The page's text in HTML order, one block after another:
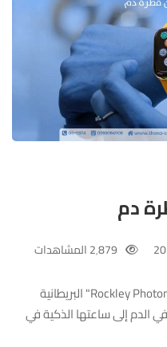
دم
تتعاون شركة "APPLE" مع شركة "Rockley Photonics" البريطانية
إلى ساعتها الذكية في